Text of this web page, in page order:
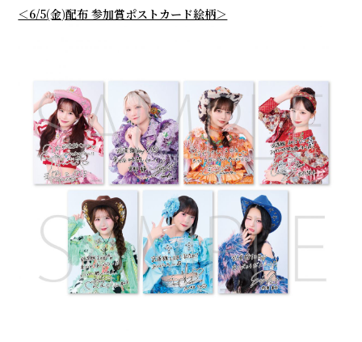
＜6/5(金)配布 参加賞ポストカード絵柄＞